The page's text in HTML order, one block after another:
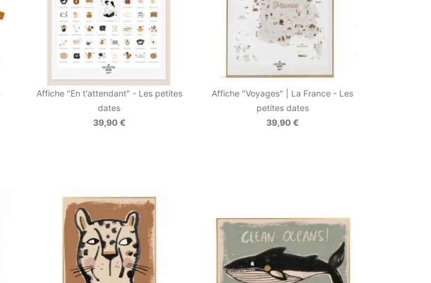
Affiche "En t'attendant" - Les petites
dates
39,90 €
Affiche "Voyages" | La France - Les
petites dates
39,90 €